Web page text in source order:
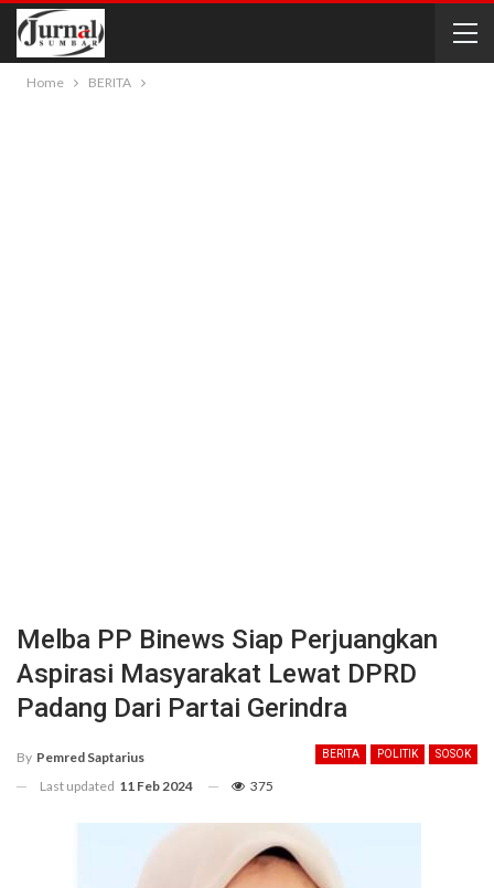
Home BERITA
Melba PP Binews Siap Perjuangkan
Aspirasi Masyarakat Lewat DPRD
Padang Dari Partai Gerindra
BERITA POLITIK SOSOK
By Pemred Saptarius
Last updated 11 Feb 2024 375